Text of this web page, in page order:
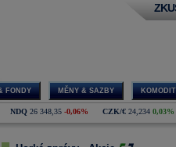
FONDY MĚNY & SAZBY
NDQ 26 348,35 -0,06% CZK/€ 24,234 0,03%